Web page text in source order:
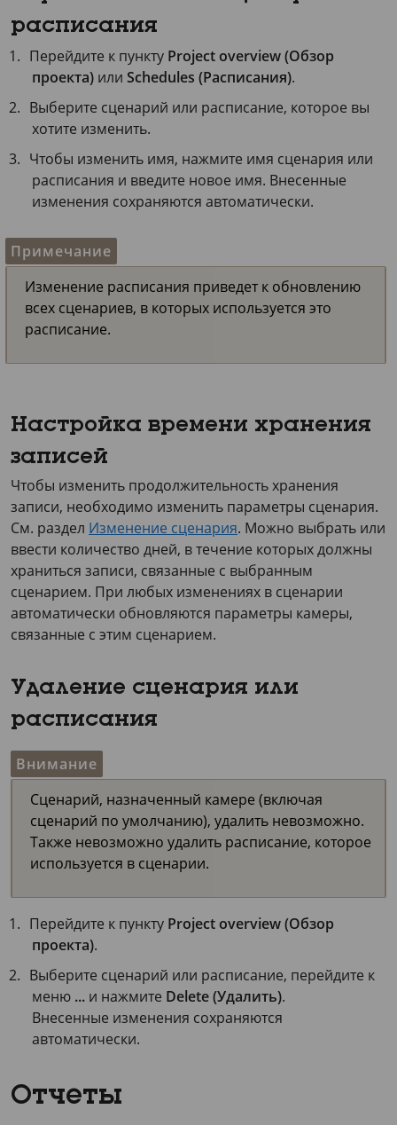
расписания
Перейдите к пункту Project overview (Обзор
проекта) или Schedules (Расписания).
Выберите сценарий или расписание, которое вы
хотите изменить.
Чтобы изменить имя, нажмите имя сценария или
расписания и введите новое имя. Внесенные
изменения сохраняются автоматически.
Примечание
Изменение расписания приведет к обновлению
всех сценариев, в которых используется это
расписание.
Настройка времени хранения
записей
Чтобы изменить продолжительность хранения
записи, необходимо изменить параметры сценария.
См. раздел Изменение сценария. Можно выбрать или
ввести количество дней, в течение которых должны
храниться записи, связанные с выбранным
сценарием. При любых изменениях в сценарии
автоматически обновляются параметры камеры,
связанные с этим сценарием.
Удаление сценария или
расписания
Внимание
Сценарий, назначенный камере (включая
сценарий по умолчанию), удалить невозможно.
Также невозможно удалить расписание, которое
используется в сценарии.
Перейдите к пункту Project overview (Обзор
проекта).
Выберите сценарий или расписание, перейдите к
меню ... и нажмите Delete (Удалить).
Внесенные изменения сохраняются
автоматически.
Отчеты